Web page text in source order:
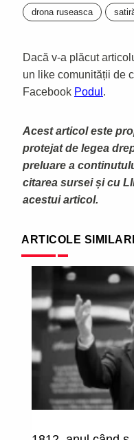
drona ruseasca
Dacă v-a plăcut
un like comunității de
Facebook Podul .
Acest articol este
protejat de legea
preluare a
citarea sursei și cu
acestui articol.
ARTICOLE